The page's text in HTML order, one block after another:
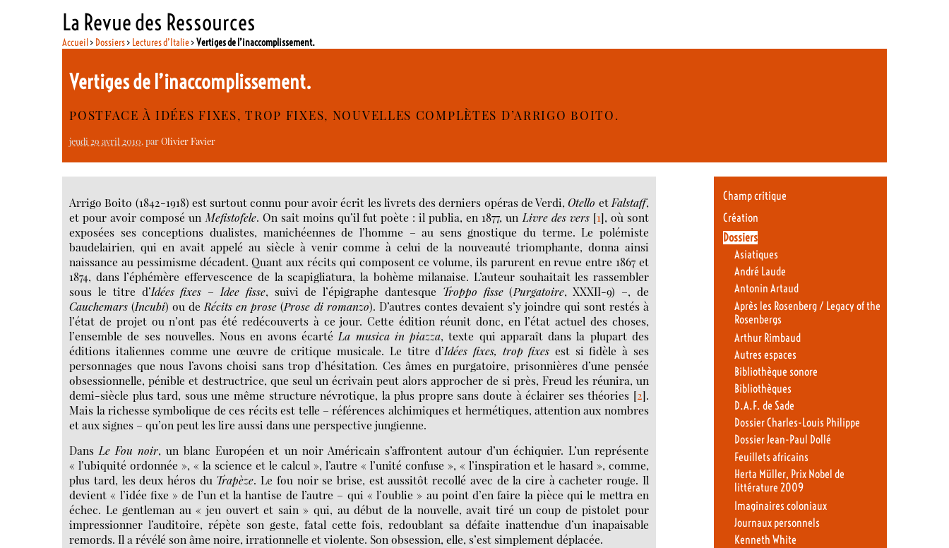
La Revue des Ressources
Accueil> Dossiers> Lectures d’Italie>Vertiges de l’inaccomplissement.
Vertiges de l’inaccomplissement.
POSTFACE À IDÉES FIXES, TROP FIXES, NOUVELLES COMPLÈTES D’ARRIGO BOITO.
jeudi 29 avril 2010, parOlivier Favier
Arrigo Boito (1842-1918) est surtout connu pour avoir écrit les livrets des derniers opéras de Verdi, Otello et Falstaff,
et pour avoir composé un Mefistofele. On sait moins qu’il fut poète : il publia, en 1877, un Livre des vers[1], où sont
exposées ses conceptions dualistes, manichéennes de l’homme – au sens gnostique du terme. Le polémiste
baudelairien, qui en avait appelé au siècle à venir comme à celui de la nouveauté triomphante, donna ainsi
naissance au pessimisme décadent. Quant aux récits qui composent ce volume, ils parurent en revue entre 1867 et
1874, dans l’éphémère effervescence de la scapigliatura, la bohème milanaise. L’auteur souhaitait les rassembler
sous le titre d’Idées fixes – Idee fisse, suivi de l’épigraphe dantesque Troppo fisse(Purgatoire, XXXII-9) –, de
Cauchemars (Incubi) ou de Récits en prose (Prose di romanzo). D’autres contes devaient s’y joindre qui sont restés à
l’état de projet ou n’ont pas été redécouverts à ce jour. Cette édition réunit donc, en l’état actuel des choses,
l’ensemble de ses nouvelles. Nous en avons écarté La musica in piazza, texte qui apparaît dans la plupart des
éditions italiennes comme une œuvre de critique musicale. Le titre d’Idées fixes, trop fixes est si fidèle à ses
personnages que nous l’avons choisi sans trop d’hésitation. Ces âmes en purgatoire, prisonnières d’une pensée
obsessionnelle, pénible et destructrice, que seul un écrivain peut alors approcher de si près, Freud les réunira, un
demi-siècle plus tard, sous une même structure névrotique, la plus propre sans doute à éclairer ses théories [2].
Mais la richesse symbolique de ces récits est telle – références alchimiques et hermétiques, attention aux nombres
et aux signes – qu’on peut les lire aussi dans une perspective jungienne.
DansLe Fou noir, un blanc Européen et un noir Américain s’affrontent autour d’un échiquier. L’un représente
« l’ubiquité ordonnée », « la science et le calcul », l’autre « l’unité confuse », « l’inspiration et le hasard », comme,
plus tard, les deux héros du Trapèze. Le fou noir se brise, est aussitôt recollé avec de la cire à cacheter rouge. Il
devient « l’idée fixe » de l’un et la hantise de l’autre – qui « l’oublie » au point d’en faire la pièce qui le mettra en
échec. Le gentleman au « jeu ouvert et sain » qui, au début de la nouvelle, avait tiré un coup de pistolet pour
impressionner l’auditoire, répète son geste, fatal cette fois, redoublant sa défaite inattendue d’un inapaisable
remords. Il a révélé son âme noire, irrationnelle et violente. Son obsession, elle, s’est simplement déplacée.
Champ critique
Création
Dossiers
Asiatiques
André Laude
Antonin Artaud
Après les Rosenberg / Legacy of the
Rosenbergs
Arthur Rimbaud
Autres espaces
Bibliothèque sonore
Bibliothèques
D.A.F. de Sade
Dossier Charles-Louis Philippe
Dossier Jean-Paul Dollé
Feuillets africains
Herta Müller, Prix Nobel de
littérature 2009
Imaginaires coloniaux
Journaux personnels
Kenneth White